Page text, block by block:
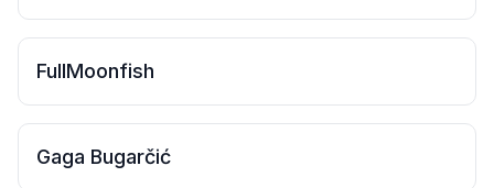
FullMoonfish
Gaga Bugarčić